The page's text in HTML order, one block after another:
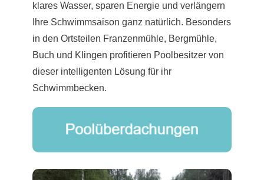
klares Wasser, sparen Energie und verlängern
Ihre Schwimmsaison ganz natürlich. Besonders
in den Ortsteilen Franzenmühle, Bergmühle,
Buch und Klingen profitieren Poolbesitzer von
dieser intelligenten Lösung für ihr
Schwimmbecken.